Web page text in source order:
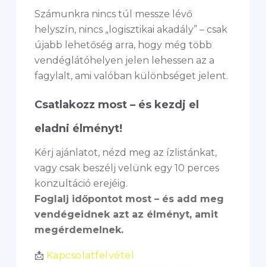
Számunkra nincs túl messze lévő
helyszín, nincs „logisztikai akadály” – csak
újabb lehetőség arra, hogy még több
vendéglátóhelyen jelen lehessen az a
fagylalt, ami valóban különbséget jelent.
Csatlakozz most – és kezdj el
eladni élményt!
Kérj ajánlatot, nézd meg az ízlistánkat,
vagy csak beszélj velünk egy 10 perces
konzultáció erejéig.
Foglalj időpontot most – és add meg
vendégeidnek azt az élményt, amit
megérdemelnek.
📩 Kapcsolatfelvétel